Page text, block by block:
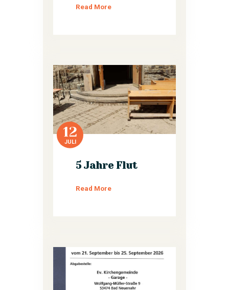
Read More
12
JULI
5 Jahre Flut
Read More